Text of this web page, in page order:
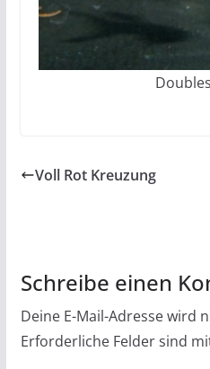
Voll Rot Kreuzung
Schreibe einen
Deine E-Mail-Adresse wird
Erforderliche Felder sind